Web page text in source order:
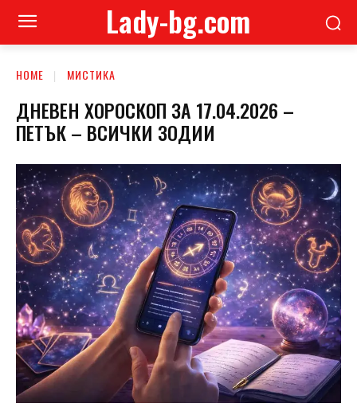
Lady-bg.com
HOME МИСТИКА
ДНЕВЕН ХОРОСКОП ЗА 17.04.2026 –
ПЕТЪК – ВСИЧКИ ЗОДИИ